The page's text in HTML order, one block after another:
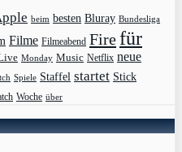
beim besten Bluray Bundesliga
Filme Filmeabend Firefür
Monday Music Netflix neue
Spiele Staffel startet Stick
Woche über